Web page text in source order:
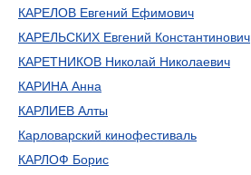
КАРЕЛОВ Евгений Ефимович
КАРЕЛЬСКИХ Евгений Константинович
КАРЕТНИКОВ Николай Николаевич
КАРИНА Анна
КАРЛИЕВ Алты
Карловарский кинофестиваль
КАРЛОФ Борис